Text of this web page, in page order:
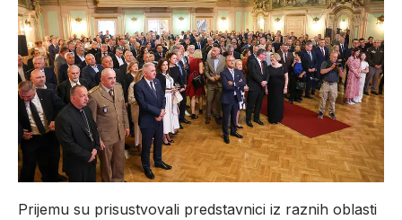
Prijemu su prisustvovali predstavnici iz raznih oblasti